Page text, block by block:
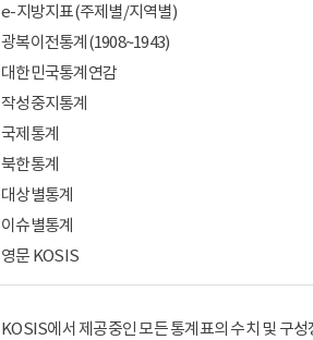
e-지방지표(주제별/지역별)
광복이전통계(1908~1943)
대한민국통계연감
작성중지통계
국제통계
북한통계
대상별통계
이슈별통계
영문 KOSIS
KOSIS에서 제공중인 모든 통계표의 수치 및 구